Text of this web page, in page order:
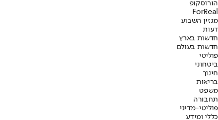
הורוסקופ
ForReal
מגזין השבוע
דעות
חדשות בארץ
חדשות בעולם
פוליטי
ביטחוני
חינוך
בריאות
משפט
תחבורה
פוליטי-מדיני
כללי ומידע